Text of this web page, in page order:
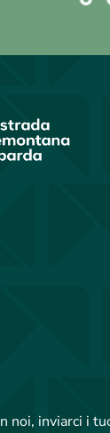
noi, inviarci i